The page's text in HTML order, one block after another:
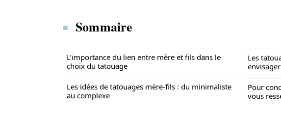
Sommaire
L’importance du lien entre mère et fils dans le
choix du tatouage
Les idées de tatouages mère-fils : du minimaliste
au complexe
Les
envisager
Pour
vous